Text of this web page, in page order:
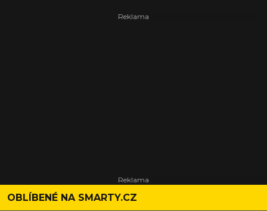
OBLÍBENÉ NA SMARTY.CZ